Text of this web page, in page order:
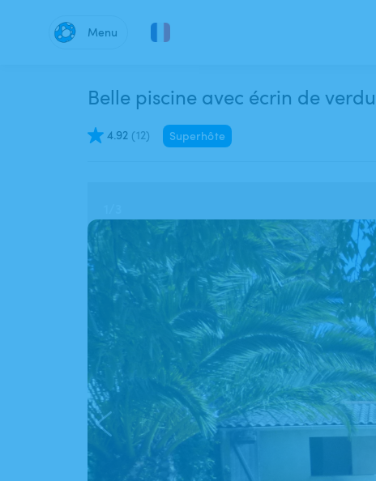
Menu
Belle piscine avec écrin de
4.92 (12) Superhôte